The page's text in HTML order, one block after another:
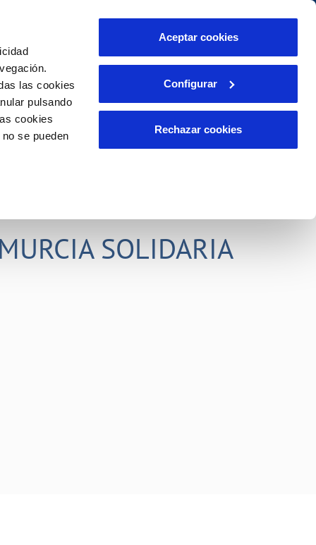
las cookies
pulsando
cookies
se pueden
Aceptar cookies
Configurar
Rechazar cookies
INCIDENCIAS
Comunica anomalías o posibles
PORTAL DE TRANSPARENCIA
Área de clientes
SOLIDARIA